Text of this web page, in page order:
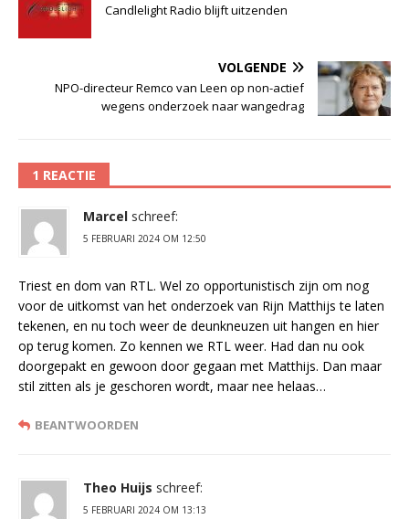
Candlelight Radio blijft uitzenden
VOLGENDE
NPO-directeur Remco van Leen op non-actief
wegens onderzoek naar wangedrag
1 REACTIE
Marcel schreef:
5 FEBRUARI 2024 OM 12:50
Triest en dom van RTL. Wel zo opportunistisch zijn om nog
voor de uitkomst van het onderzoek van Rijn Matthijs te laten
tekenen, en nu toch weer de deunkneuzen uit hangen en hier
op terug komen. Zo kennen we RTL weer. Had dan nu ook
doorgepakt en gewoon door gegaan met Matthijs. Dan maar
stil zitten als je geschoren wordt, maar nee helaas…
BEANTWOORDEN
Theo Huijs schreef:
5 FEBRUARI 2024 OM 13:13